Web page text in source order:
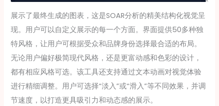
展示了最终生成的图表，这是SOAR分析的精美结构化视觉呈
现。用户可以自定义展示的每一个方面。界面提供50多种独
特风格，让用户可根据受众和品牌身份选择最合适的布局。
无论用户偏好极简现代风格，还是更富动感和色彩的设计，
都有相应风格可选。该工具还支持通过文本动画对视觉体验
进行精细调整。用户可选择“淡入”或“滑入”等不同效果，并调
节速度，以打造更具吸引力和动态感的展示。